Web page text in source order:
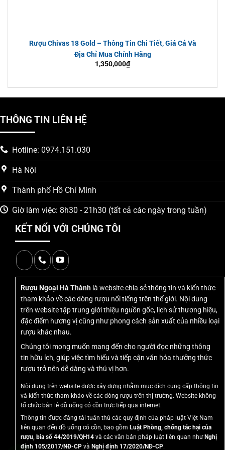
Thông số rượu Macallan Enigma
2. Rượu Macallan Enigma xách
tay giá bao nhiêu?
Nếu như bạn đang có nhu cầu mua một chairượu
Macallan Enigma duty free , chắc hẳn bạn sẽ băn khoăn
Hiện nay, giá rượu Macallan Enigma xách taytại
Ruoungoaihathanh.comlà 6,950,000đ/ chai. Mức giá chai
rượu có thể có sự chênh lệch nhẹ theo thời gian. Do đó, hãy
liên hệ với chúng tôi để được nhân viên tư vấn và báo giá
Rượu Chivas 18 Gold – Thông Tin Chi Tiết, Giá Cả Và
Địa Chỉ Mua Chính Hãng
1,350,000₫
THÔNG TIN LIÊN HỆ
Hotline: 0974.151.030
Hà Nội
Thành phố Hồ Chí Minh
Giờ làm việc: 8h30 - 21h30 (tất cả các ngày trong tuần)
KẾT NỐI VỚI CHÚNG TÔI
Rượu Ngoại Hà Thành là website chia sẻ thông tin và kiến thức
tham khảo về các dòng rượu nổi tiếng trên thế giới. Nội dung
trên website tập trung giới thiệu nguồn gốc, lịch sử thương hiệu,
đặc điểm hương vị cũng như phong cách sản xuất của nhiều loại
rượu khác nhau.
Chúng tôi mong muốn mang đến cho người đọc những thông
tin hữu ích, giúp việc tìm hiểu và tiếp cận văn hóa thưởng thức
rượu trở nên dễ dàng và thú vị hơn.
Nội dung trên website được xây dựng nhằm mục đích cung cấp thông tin
và kiến thức tham khảo về các dòng rượu trên thị trường. Website không
tổ chức bán lẻ đồ uống có cồn trực tiếp qua internet.
Thông tin được đăng tải tuân thủ các quy định của pháp luật Việt Nam
liên quan đến đồ uống có cồn, bao gồm Luật Phòng, chống tác hại của
rượu, bia số 44/2019/QH14 và các văn bản pháp luật liên quan như Nghị
định 105/2017/NĐ-CP và Nghị định 17/2020/NĐ-CP.